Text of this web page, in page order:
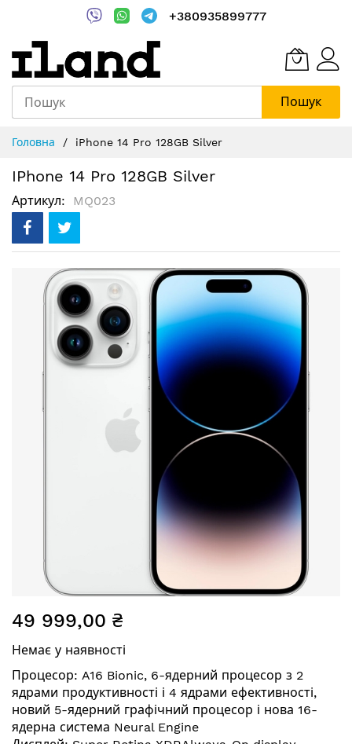
+380935899777
Пошук
Content
Головна iPhone 14 Pro 128GB Silver
IPhone 14 Pro 128GB Silver
Артикул MQ023
Перейти
зображень
до
галереї
зображень
49 999,00 ₴
Немає у наявності
Процесор: A16 Bionic, 6-ядерний процесор з 2
ядрами продуктивності і 4 ядрами ефективності,
новий 5-ядерний графічний процесор і нова 16-
ядерна система Neural Engine